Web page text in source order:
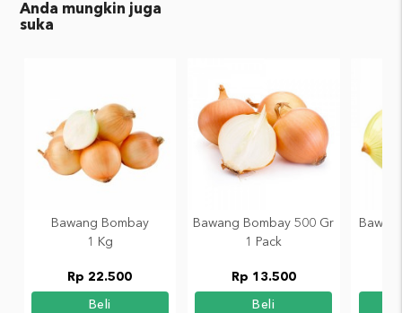
Anda mungkin juga
suka
Bawang Bombay
1 Kg
Rp 22.500
Beli
Bawang Bombay 500 Gr
1 Pack
Rp 13.500
Beli